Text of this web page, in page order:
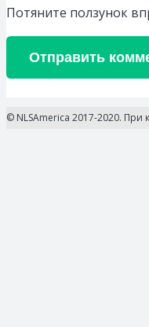
Потяните ползунок
Отправить
© NLSAmerica 2017-2020.